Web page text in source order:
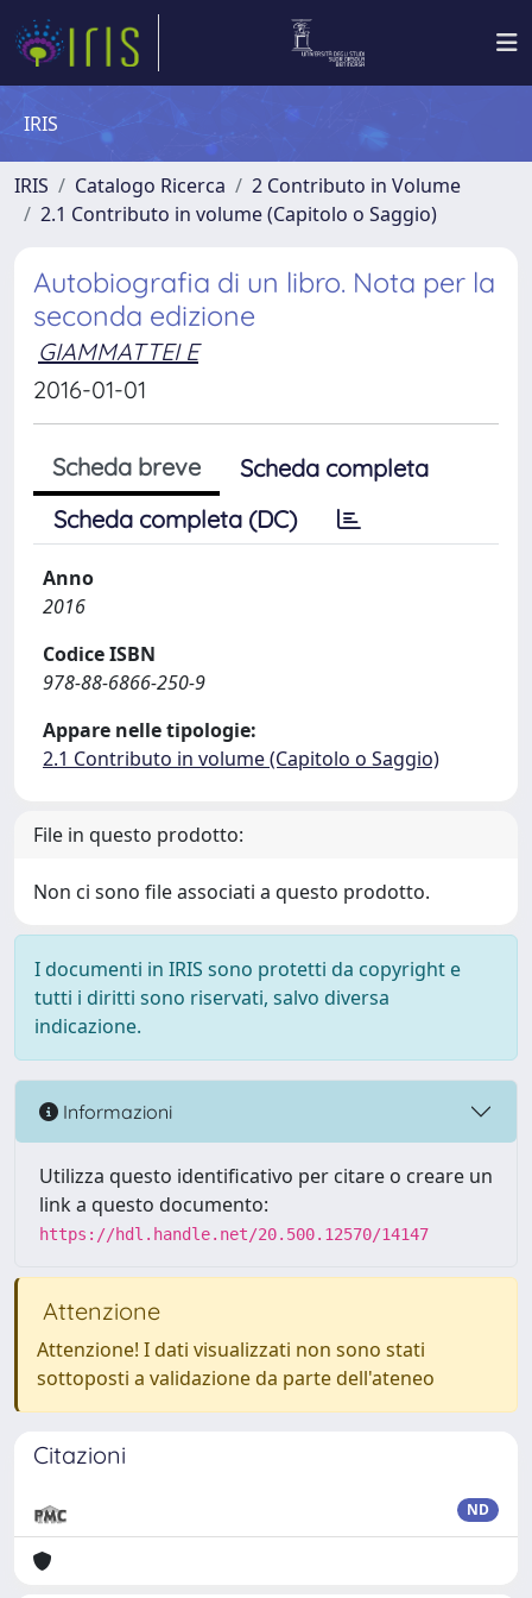
IRIS
IRIS Catalogo Ricerca
2 Contributo in Volume
2.1 Contributo in volume (Capitolo o Saggio)
Autobiografia di un libro. Nota per la
seconda edizione
GIAMMATTEI E
2016-01-01
Scheda breve
Scheda completa
Scheda completa (DC)
Anno
2016
Codice ISBN
978-88-6866-250-9
Appare nelle tipologie:
2.1 Contributo in volume (Capitolo o Saggio)
File in questo prodotto:
Non ci sono file associati a questo prodotto.
I documenti in IRIS sono protetti da copyright e
tutti i diritti sono riservati, salvo diversa
indicazione.
Informazioni
Utilizza questo identificativo per citare o creare un
link a questo documento:
https://hdl.handle.net/20.500.12570/14147
Attenzione
Attenzione! I dati visualizzati non sono stati
sottoposti a validazione da parte dell'ateneo
Citazioni
ND